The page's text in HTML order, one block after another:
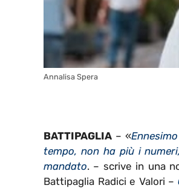
Annalisa Spera
BATTIPAGLIA – «
tempo, non ha più i
mandato. – scrive in una
Battipaglia Radici e Valori –